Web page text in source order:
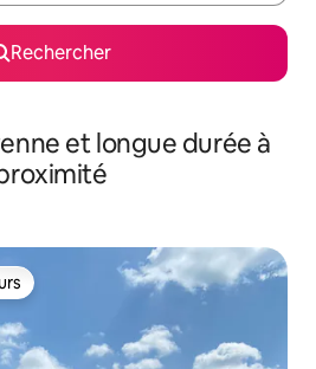
Rechercher
et longue durée à